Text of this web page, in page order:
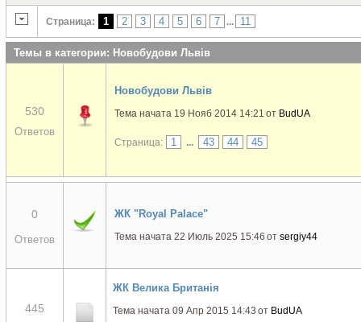
Страница: 1 2 3 4 5 6 7 ... 11
Темы в категории: Новобудови Львів
530
Ответов
Новобудови Львів
Тема начата 19 Нояб 2014 14:21 от BudUA
Страница: 1 ... 43 44 45
0
Ответов
ЖК "Royal Palace"
Тема начата 22 Июль 2025 15:46 от sergiy44
445
ЖК Велика Британія
Тема начата 09 Апр 2015 14:43 от BudUA